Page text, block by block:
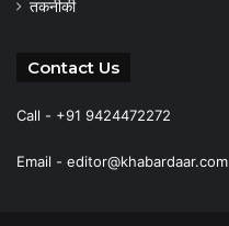
तकनीकी
Contact Us
Call - +91 9424472272
Email - editor@khabardaar.com